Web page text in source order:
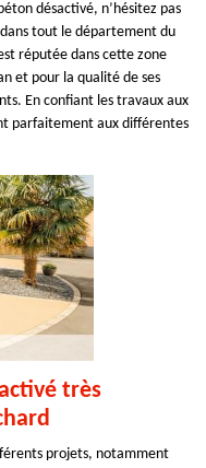
désactivé, n’hésitez pas
tout le département du
réputée dans cette zone
et pour la qualité de ses
En confiant les travaux aux
parfaitement aux différentes
très
projets, notamment